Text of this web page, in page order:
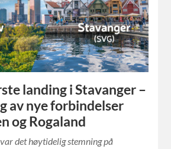
landing i Stavanger –
av nye forbindelser
og Rogaland
det høytidelig stemning på